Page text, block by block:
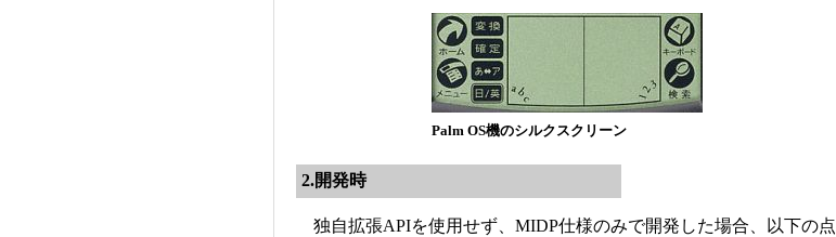
Palm OS機のシルクスクリーン
2.開発時
独自拡張APIを使用せず、MIDP仕様のみで開発した場合、以下の点